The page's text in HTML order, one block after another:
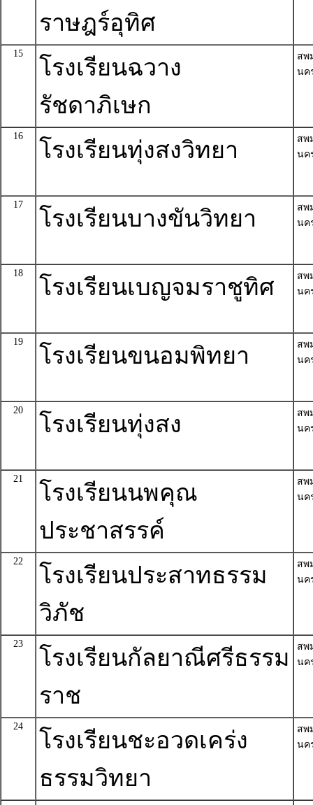
ราษฎร์อุทิศ
15
โรงเรียนฉวาง
รัชดาภิเษก
สพ
นค
16
โรงเรียนทุ่งสงวิทยา
สพ
นค
17
โรงเรียนบางขันวิทยา
สพ
นค
18
โรงเรียนเบญจมราชูทิศ
สพ
นค
19
โรงเรียนขนอมพิทยา
สพ
นค
20
โรงเรียนทุ่งสง
สพ
นค
21
โรงเรียนนพคุณ
ประชาสรรค์
สพ
นค
22
โรงเรียนประสาทธรรม
วิภัช
สพ
นค
23
โรงเรียนกัลยาณีศรีธรรม
ราช
สพ
นค
24
โรงเรียนชะอวดเคร่ง
ธรรมวิทยา
สพ
นค